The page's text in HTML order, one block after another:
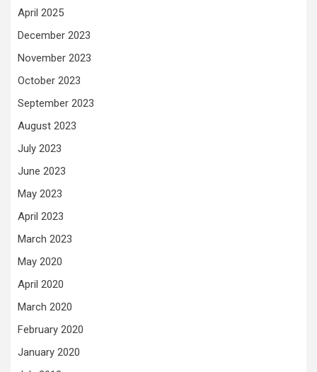
April 2025
December 2023
November 2023
October 2023
September 2023
August 2023
July 2023
June 2023
May 2023
April 2023
March 2023
May 2020
April 2020
March 2020
February 2020
January 2020